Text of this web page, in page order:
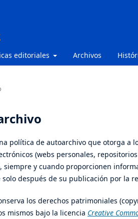
editoriales Archivos
política de autoarchivo que otorga a
(webs personales,
siempre y cuando proporcionen
después de su publicación por la
los derechos patrimoniales
mismos bajo la licencia Creative